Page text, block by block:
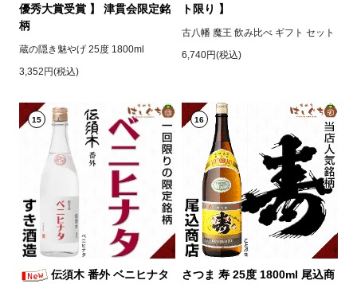
優秀大賞受賞 】 津貫会限定銘
柄
蔵の隠き魅やげ 25度 1800ml
3,352円(税込)
ト限り 】
古八幡 魔王 飲み比べ ギフト セット
6,740円(税込)
15
伝須木 番外 ベニヒナタ
16
さつま 寿 25度 1800ml 尾込商